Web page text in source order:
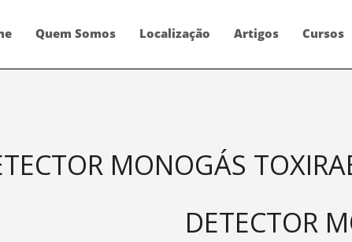
Quem Somos Localização Artigos Cursos
MONOGÁS
DETECTOR